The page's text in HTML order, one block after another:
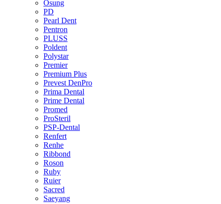
Osung
PD
Pearl Dent
Pentron
PLUSS
Poldent
Polystar
Premier
Premium Plus
Prevest DenPro
Prima Dental
Prime Dental
Promed
ProSteril
PSP-Dental
Renfert
Renhe
Ribbond
Roson
Ruby
Ruier
Sacred
Saeyang